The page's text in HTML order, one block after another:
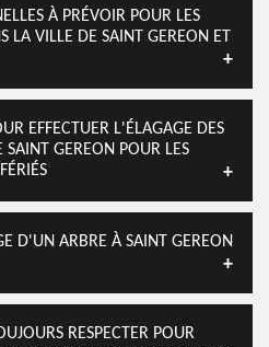
À PRÉVOIR POUR LES
LA VILLE DE SAINT GEREON ET
EFFECTUER L'ÉLAGAGE DES
SAINT GEREON POUR LES
D'UN ARBRE À SAINT GEREON
RESPECTER POUR